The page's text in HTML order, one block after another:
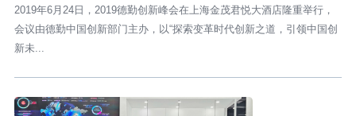
2019年6月24日，2019德勤创新峰会在上海金茂君悦大酒店隆重举行，
会议由德勤中国创新部门主办，以“探索变革时代创新之道，引领中国创
新未...